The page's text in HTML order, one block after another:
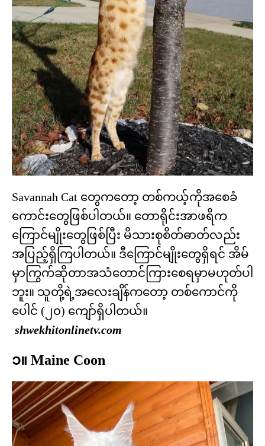
Savannah Cat တွေကတော့ တစ်ကယ့်ကိုအစေခံ
ကောင်းတွေဖြစ်ပါတယ်။ တောရိုင်းအာဖရိက
ကြောင်မျိုးတွေဖြစ်ပြီး မိသားစုစိတ်ဓာတ်လည်း
အပြည့်ရှိကြပါတယ်။ ဒီကြောင်မျိုးတွေရှိရင် အိမ်
မှာကြွက်ဆိုတာအသံတောင်ကြားစေရမှာမဟုတ်ပါ
ဘူး။ သူတို့ရဲ့အလေးချိန်ကတော့ တစ်ကောင်ကို
ပေါင် (၂၀) ကျော်ရှိပါတယ်။
shwekhitonlinetv.com
၁။ Maine Coon